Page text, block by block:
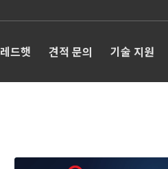
레드햇 견적 문의 기술 지원